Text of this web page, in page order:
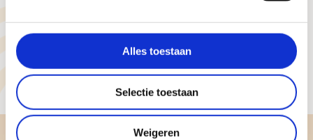
Alles toestaan
Selectie toestaan
Weigeren
Dornmethode